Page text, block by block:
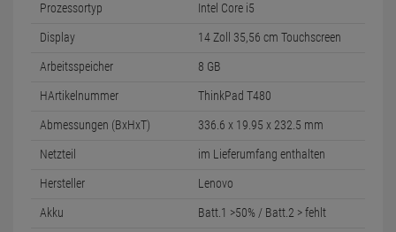
Prozessortyp Intel Core i5
Display 14 Zoll 35,56 cm Touchscreen
Arbeitsspeicher 8 GB
HArtikelnummer ThinkPad T480
Abmessungen (BxHxT) 336.6 x 19.95 x 232.5 mm
Netzteil im Lieferumfang enthalten
Hersteller Lenovo
Akku Batt.1 >50% / Batt.2 > fehlt